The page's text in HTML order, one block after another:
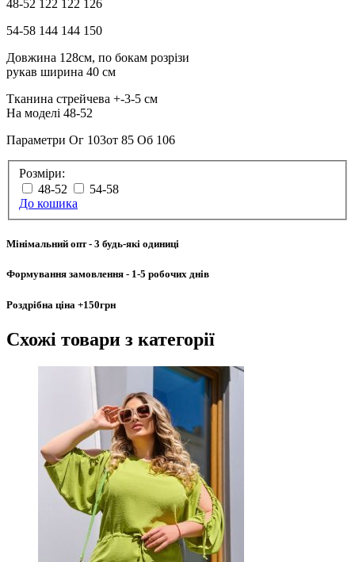
48-52 122 122 126
54-58 144 144 150
Довжина 128см, по бокам розрізи
рукав ширина 40 см
Тканина стрейчева +-3-5 см
На моделі 48-52
Параметри Ог 103от 85 Об 106
Розміри:
48-52
54-58
До кошика
Мінімальний опт- 3 будь-які одиниці
Формування замовлення - 1-5 робочих днів
Роздрібна ціна +150грн
Схожі товари з категорії